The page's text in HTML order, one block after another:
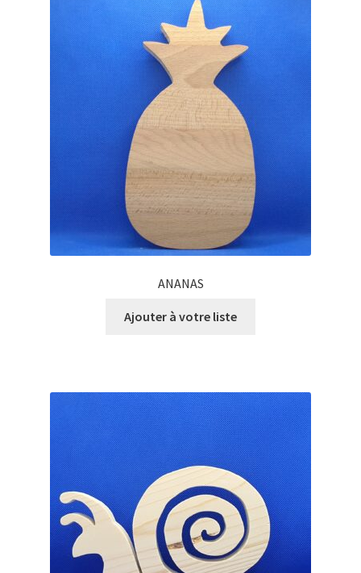
ANANAS
Ajouter à votre liste